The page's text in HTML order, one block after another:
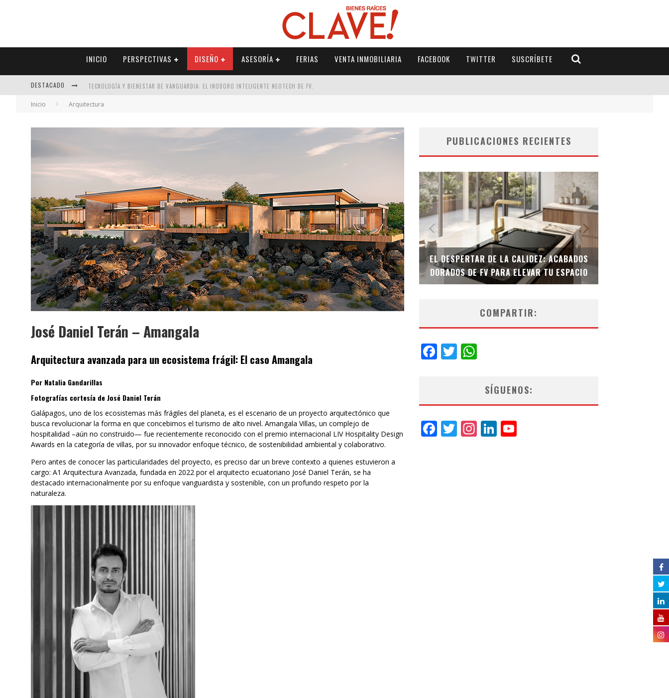
INICIO PERSPECTIVAS DISEÑO ASESORÍA FERIAS VENTA INMOBILIARIA FACEBOOK TWITTER SUSCRÍBETE
DESTACADO TECNOLOGÍA Y BIENESTAR DE VANGUARDIA: EL INODORO INTELIGENTE NEOTECH DE FV.
SECTOR INMOBILIARIO – RECUPERACIÓN A PASO FIRME
ALEXANDRA BEDOYA – LA CONSTANCIA DETRÁS DE LA PALETERÍA
EL DESPERTAR DE LA CALIDEZ: ACABADOS DORADOS DE FV PARA ELEVAR TU ESPACIO
Inicio Arquitectura
José Daniel Terán – Amangala
Arquitectura avanzada para un ecosistema frágil: El caso Amangala
Por Natalia Gandarillas
Fotografías cortesía de José Daniel Terán
Galápagos, uno de los ecosistemas más frágiles del planeta, es el escenario de un proyecto arquitectónico que
busca revolucionar la forma en que concebimos el turismo de alto nivel. Amangala Villas, un complejo de
hospitalidad –aún no construido— fue recientemente reconocido con el premio internacional LIV Hospitality Design
Awards en la categoría de villas, por su innovador enfoque técnico, de sostenibilidad ambiental y colaborativo.
Pero antes de conocer las particularidades del proyecto, es preciso dar un breve contexto a quienes estuvieron a
cargo: A1 Arquitectura Avanzada, fundada en 2022 por el arquitecto ecuatoriano José Daniel Terán, se ha
destacado internacionalmente por su enfoque vanguardista y sostenible, con un profundo respeto por la
naturaleza.
PUBLICACIONES RECIENTES
SAINT-GOBAIN IMPTEK – XI CONVENCIÓN
INTERNACIONAL
EL DESPERTAR DE LA CALIDEZ: ACABADOS
DORADOS DE FV PARA ELEVAR TU ESPACIO
COMPARTIR:
Facebook
Twitter
SÍGUENOS:
Facebook
Twitter
Instagram
LinkedIn